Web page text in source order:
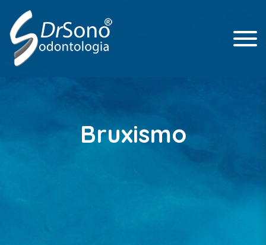
Odontologia
Bruxismo